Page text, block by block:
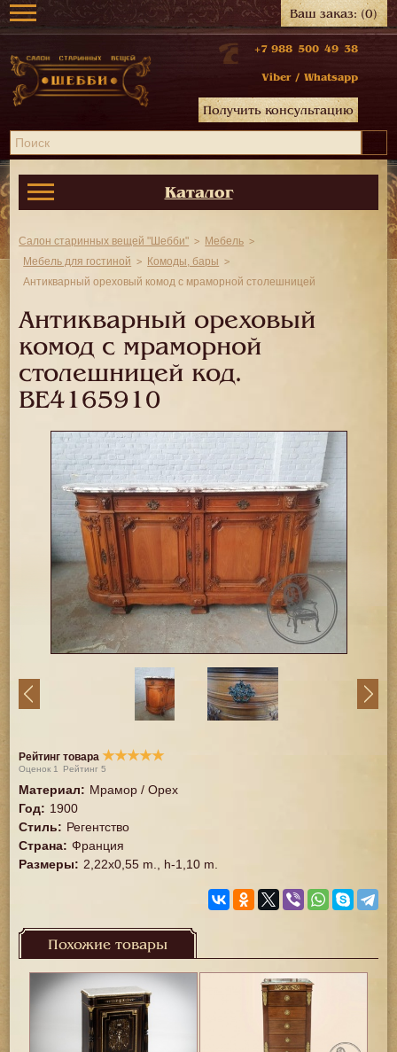
Ваш заказ:(0)
+7 988 500 49 38
Viber / Whatsapp
Получить консультацию
Каталог
Салон старинных вещей "Шебби"
Мебель
Мебель для гостиной
Комоды, бары
Антикварный ореховый комод с мраморной столешницей
Антикварный ореховый
комод с мраморной
столешницей код.
BE4165910
Рейтинг товара ★★★★★
Оценок 1 Рейтинг5
Материал: Мрамор / Орех
Год: 1900
Стиль: Регентство
Страна: Франция
Размеры: 2,22x0,55 m., h-1,10 m.
Похожие товары